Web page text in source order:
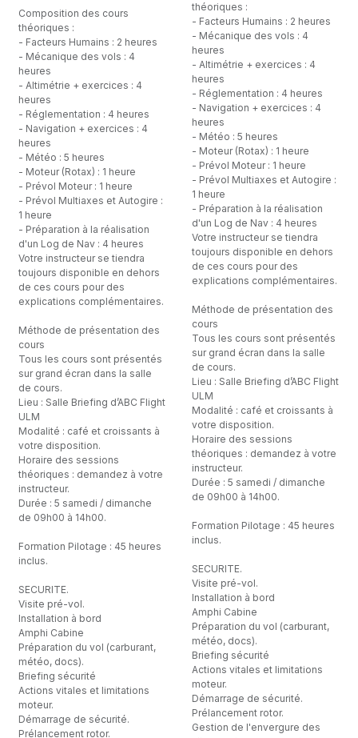
Composition des cours
théoriques :
- Facteurs Humains : 2 heures
- Mécanique des vols : 4
heures
- Altimétrie + exercices : 4
heures
- Réglementation : 4 heures
- Navigation + exercices : 4
heures
- Météo : 5 heures
- Moteur (Rotax) : 1 heure
- Prévol Moteur : 1 heure
- Prévol Multiaxes et Autogire :
1 heure
- Préparation à la réalisation
d'un Log de Nav : 4 heures
Votre instructeur se tiendra
toujours disponible en dehors
de ces cours pour des
explications complémentaires.
Méthode de présentation des
cours
Tous les cours sont présentés
sur grand écran dans la salle
de cours.
Lieu : Salle Briefing d’ABC Flight
ULM
Modalité : café et croissants à
votre disposition.
Horaire des sessions
théoriques : demandez à votre
instructeur.
Durée : 5 samedi / dimanche
de 09h00 à 14h00.
Formation Pilotage : 45 heures
inclus.
SECURITE.
Visite pré-vol.
Installation à bord
Amphi Cabine
Préparation du vol (carburant,
météo, docs).
Briefing sécurité
Actions vitales et limitations
moteur.
Démarrage de sécurité.
Prélancement rotor.
théoriques :
- Facteurs Humains : 2 heures
- Mécanique des vols : 4
heures
- Altimétrie + exercices : 4
heures
- Réglementation : 4 heures
- Navigation + exercices : 4
heures
- Météo : 5 heures
- Moteur (Rotax) : 1 heure
- Prévol Moteur : 1 heure
- Prévol Multiaxes et Autogire :
1 heure
- Préparation à la réalisation
d'un Log de Nav : 4 heures
Votre instructeur se tiendra
toujours disponible en dehors
de ces cours pour des
explications complémentaires.
Méthode de présentation des
cours
Tous les cours sont présentés
sur grand écran dans la salle
de cours.
Lieu : Salle Briefing d’ABC Flight
ULM
Modalité : café et croissants à
votre disposition.
Horaire des sessions
théoriques : demandez à votre
instructeur.
Durée : 5 samedi / dimanche
de 09h00 à 14h00.
Formation Pilotage : 45 heures
inclus.
SECURITE.
Visite pré-vol.
Installation à bord
Amphi Cabine
Préparation du vol (carburant,
météo, docs).
Briefing sécurité
Actions vitales et limitations
moteur.
Démarrage de sécurité.
Prélancement rotor.
Gestion de l'envergure des